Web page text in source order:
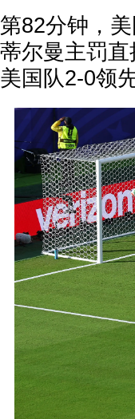
第82分钟，
蒂尔曼主罚
美国队2-0领先